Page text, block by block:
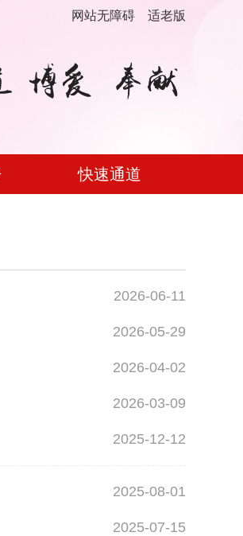
网站无障碍 适老版
快速通道
2026-06-11
2026-05-29
2026-04-02
2026-03-09
2025-12-12
2025-08-01
2025-07-15